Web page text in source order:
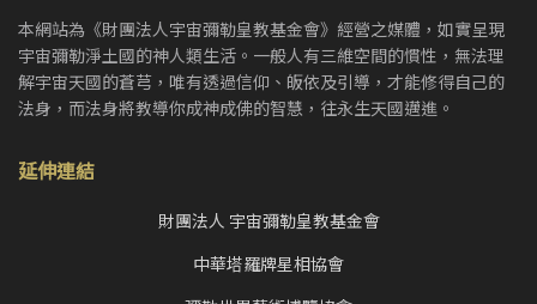
本網站為《財團法人宇宙彌勒皇教基金會》經營之媒體，如實呈現
宇宙彌勒淨土國的神人類生活。一般人有三維空間的慣性，無法理
解宇宙天國的蒼芎，唯有透過信仰、皈依及引導，才能修得自己的
法身，而法身將教導你成神成佛的智慧，往永生天國邁進。
延伸連結
財團法人 宇宙彌勒皇教基金會
中華塔羅牌星相協會